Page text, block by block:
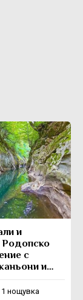
и
Родопско
с
и
2 дни / 1 нощувка